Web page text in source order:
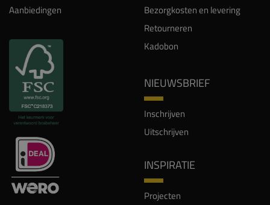
Aanbiedingen
Bezorgkosten en levering
Retourneren
Kadobon
NIEUWSBRIEF
Inschrijven
Uitschrijven
INSPIRATIE
Projecten